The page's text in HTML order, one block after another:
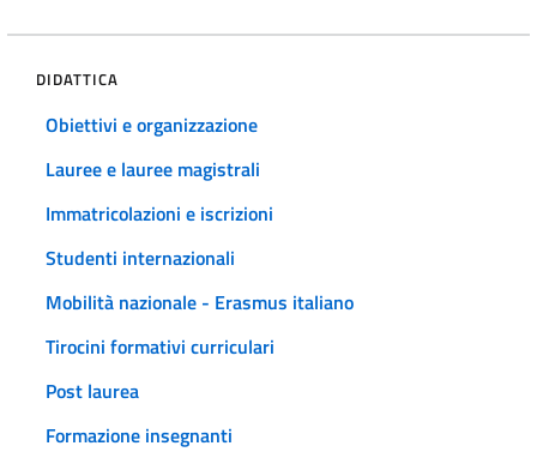
DIDATTICA
Obiettivi e organizzazione
Lauree e lauree magistrali
Immatricolazioni e iscrizioni
Studenti internazionali
Mobilità nazionale - Erasmus italiano
Tirocini formativi curriculari
Post laurea
Formazione insegnanti